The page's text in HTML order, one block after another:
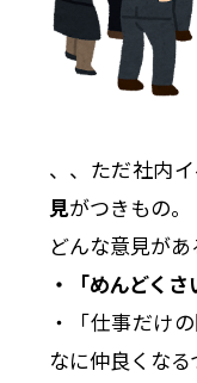
、、ただ社内
見がつきもの。
どんな意見があ
・「めんどくさ
・「仕事だけ
なに仲良くなる